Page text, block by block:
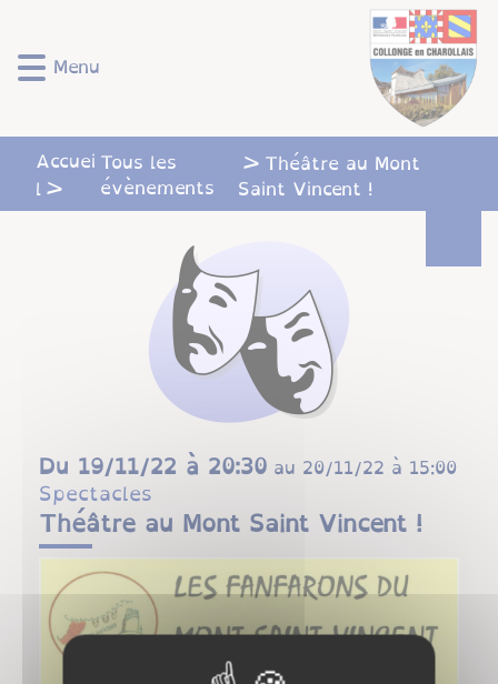
rapide
au
rapide
au
principal
rapide
recherche
rapide
au
de
page
Menu
Accuei
l
Tous les
évènements
Théâtre au Mont
Saint Vincent !
Du 19/11/22 à 20:30 au 20/11/22 à 15:00
Spectacles
Théâtre au Mont Saint Vincent !